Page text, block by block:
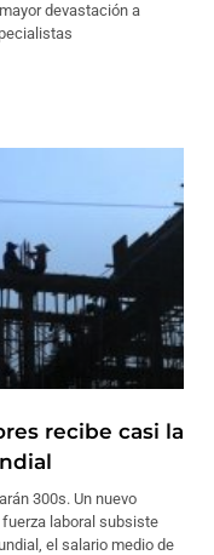
devastación a
recibe casi la
300s. Un nuevo
laboral subsiste
el salario medio de